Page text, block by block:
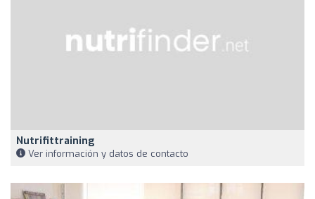
Nutrifittraining
Ver información y datos de contacto